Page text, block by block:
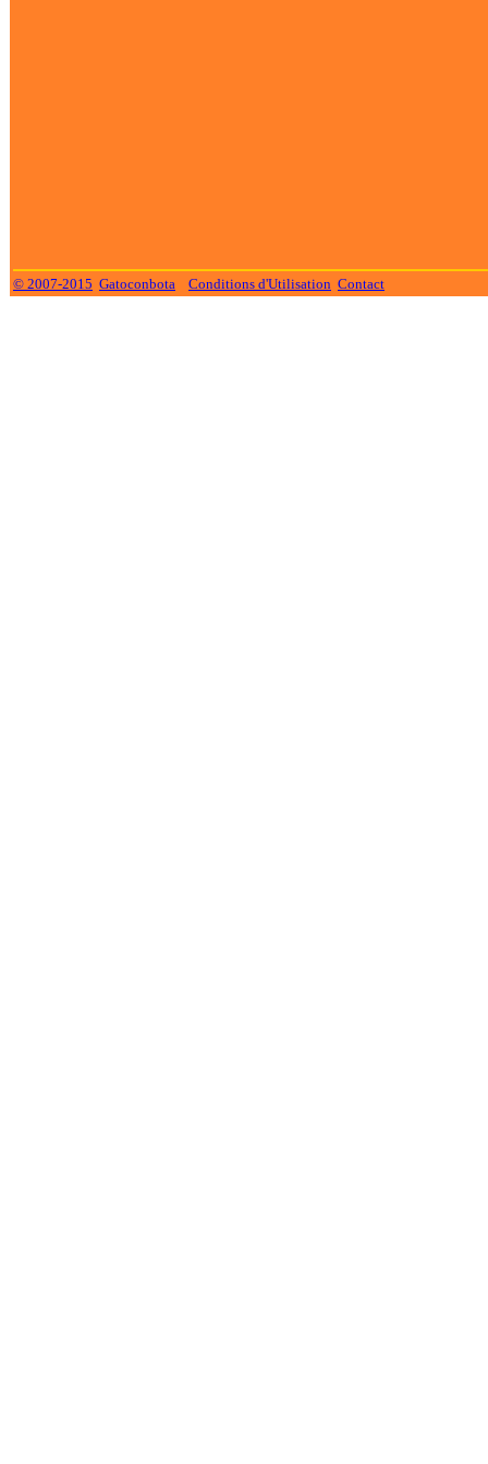
© 2007-2015 Gatoconbota Conditions d'Utilisation Contact